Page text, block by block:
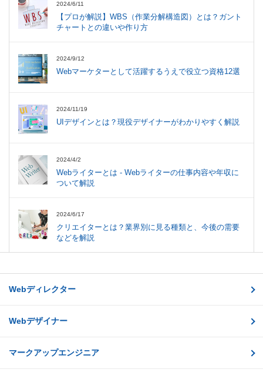
2024/6/11
【プロが解説】WBS（作業分解構造図）とは？ガント
チャートとの違いや作り方
2024/9/12
Webマーケターとして活躍するうえで役立つ資格12選
2024/11/19
UIデザインとは？現役デザイナーがわかりやすく解説
2024/4/2
Webライターとは - Webライターの仕事内容や年収に
ついて解説
2024/6/17
クリエイターとは？業界別に見る種類と、今後の需要
などを解説
Webディレクター
Webデザイナー
マークアップエンジニア